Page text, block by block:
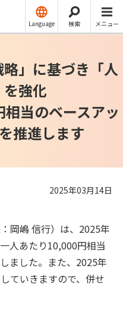
Language 検索 メニュー
略」に基づき「人
強化
当のベースアッ
推進します
2025年03月14日
岡嶋 信行）は、2025年
人あたり10,000円相当
ました。また、2025年
ていきますので、併せ